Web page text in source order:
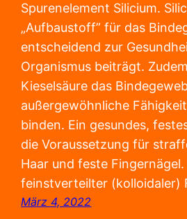
Spurenelement Silicium.
„Aufbaustoff” für das
entscheidend zur
Organismus beiträgt.
Kieselsäure das
außergewöhnliche
binden. Ein gesundes,
die Voraussetzung für
Haar und feste Fingernägel.
feinstverteilter (kolloidaler)
März 4, 2022